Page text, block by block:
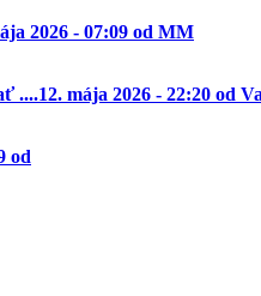
2026 - 07:09 od MM
....12. mája 2026 - 22:20 od
od